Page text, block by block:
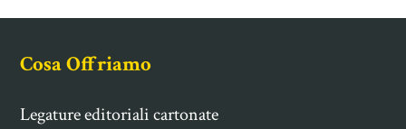
Cosa Offriamo
Legature editoriali cartonate